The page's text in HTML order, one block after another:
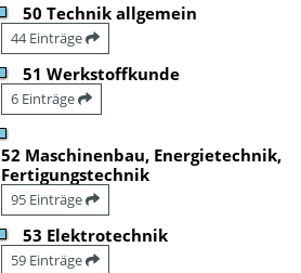
50 Technik allgemein
44 Einträge
51 Werkstoffkunde
6 Einträge
52 Maschinenbau, Energietechnik,
Fertigungstechnik
95 Einträge
53 Elektrotechnik
59 Einträge